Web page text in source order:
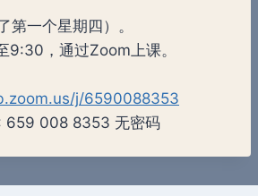
第一个星期四）。
9:30，通过Zoom上课。
j/6590088353
659 008 8353 无密码